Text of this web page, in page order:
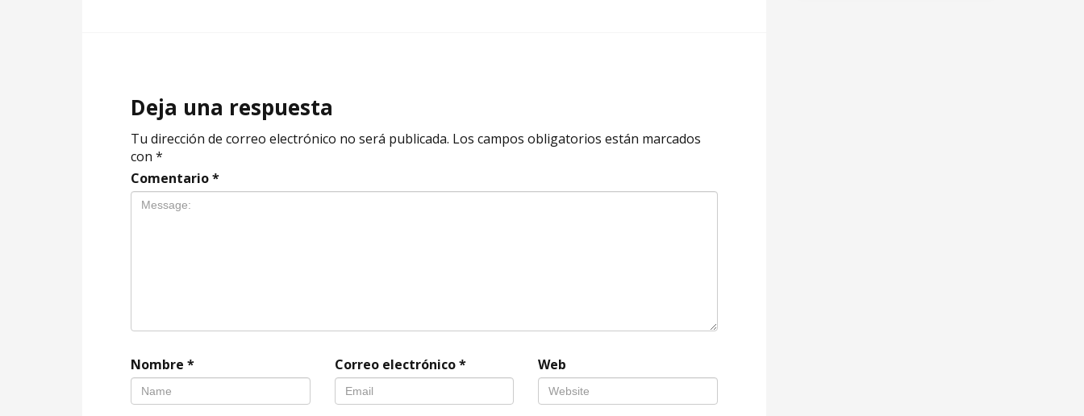
Deja una respuesta
Tu dirección de correo electrónico no será publicada. Los campos obligatorios están marcados
con *
Comentario*
Nombre * Correo electrónico* Web